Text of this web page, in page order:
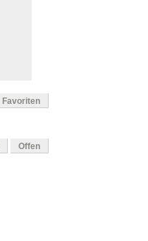
Favoriten
Offen